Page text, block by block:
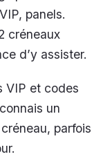
panels.
créneaux
d’y assister.
VIP et codes
un
parfois